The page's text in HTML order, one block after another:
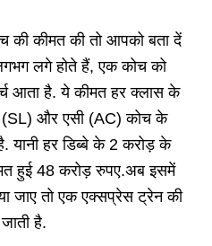
कीमत की तो आपको बता दें
लगे होते हैं, एक कोच को
आता है. ये कीमत हर क्लास के
(SL) और एसी (AC) कोच के
यानी हर डिब्बे के 2 करोड़ के
हुई 48 करोड़ रुपए.अब इसमें
जाए तो एक एक्सप्रेस ट्रेन की
है.